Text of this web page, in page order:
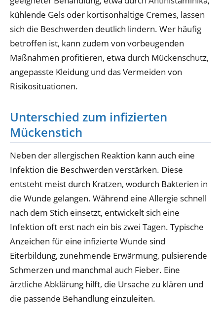
kühlende Gels oder kortisonhaltige Cremes, lassen
sich die Beschwerden deutlich lindern. Wer häufig
betroffen ist, kann zudem von vorbeugenden
Maßnahmen profitieren, etwa durch Mückenschutz,
angepasste Kleidung und das Vermeiden von
Risikosituationen.
Unterschied zum infizierten
Mückenstich
Neben der allergischen Reaktion kann auch eine
Infektion die Beschwerden verstärken. Diese
entsteht meist durch Kratzen, wodurch Bakterien in
die Wunde gelangen. Während eine Allergie schnell
nach dem Stich einsetzt, entwickelt sich eine
Infektion oft erst nach ein bis zwei Tagen. Typische
Anzeichen für eine infizierte Wunde sind
Eiterbildung, zunehmende Erwärmung, pulsierende
Schmerzen und manchmal auch Fieber. Eine
ärztliche Abklärung hilft, die Ursache zu klären und
die passende Behandlung einzuleiten.